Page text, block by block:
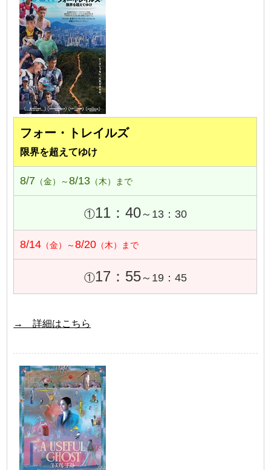
フォー・トレイルズ
限界を超えてゆけ
8/7 （金）～8/13 （木）まで
①11：40～13：30
8/14 （金）～8/20 （木）まで
①17：55～19：45
→ 詳細はこちら